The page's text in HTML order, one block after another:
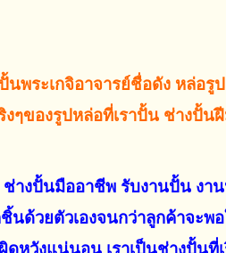
พระเกจิอาจารย์ชื่อดัง หล่อรู
ๆของรูปหล่อที่เราปั้น ช่างปั้น
างปั้นมืออาชีพ รับงานปั้น งา
ด้วยตัวเองจนกว่าลูกค้าจะพอ
หวังแน่นอน เราเป็นช่างปั้นที่